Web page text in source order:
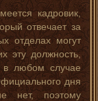
кадровик,
отвечает за
отделах могут
эту должность,
в любом случае
дня
нет, поэтому